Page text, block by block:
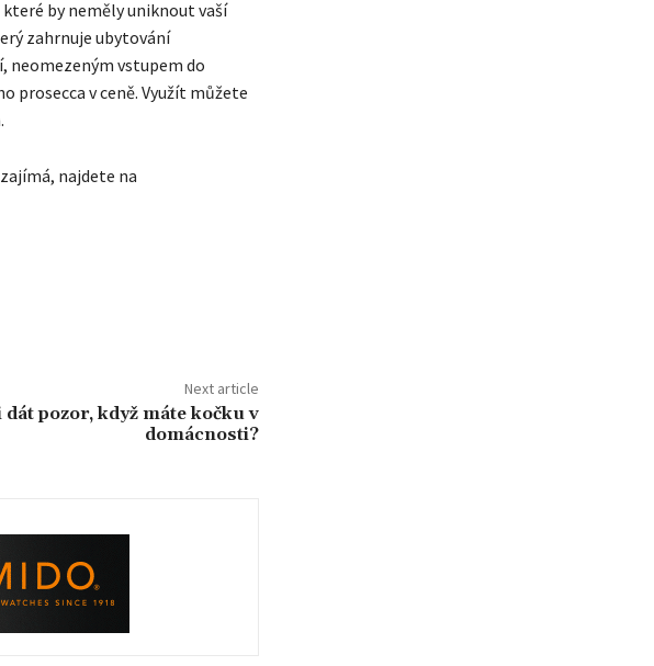
by neměly uniknout vaší
zahrnuje ubytování
vstupem do
prosecca v ceně. Využít můžete
najdete na
Next article
dát pozor, když máte kočku v
domácnosti?